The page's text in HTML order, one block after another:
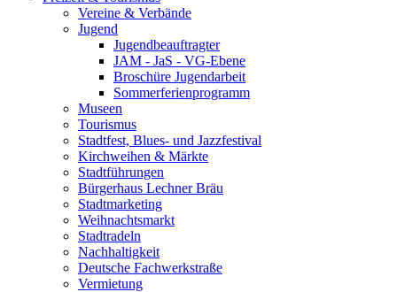
Vereine & Verbände
Jugend
Jugendbeauftragter
JAM - JaS - VG-Ebene
Broschüre Jugendarbeit
Sommerferienprogramm
Museen
Tourismus
Stadtfest, Blues- und Jazzfestival
Kirchweihen & Märkte
Stadtführungen
Bürgerhaus Lechner Bräu
Stadtmarketing
Weihnachtsmarkt
Stadtradeln
Nachhaltigkeit
Deutsche Fachwerkstraße
Vermietung